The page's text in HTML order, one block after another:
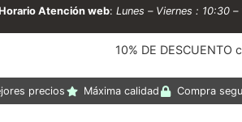
Atención web: Lunes – Viernes : 10:30
10% DE DESCUENTO
precios Máxima calidad Compra